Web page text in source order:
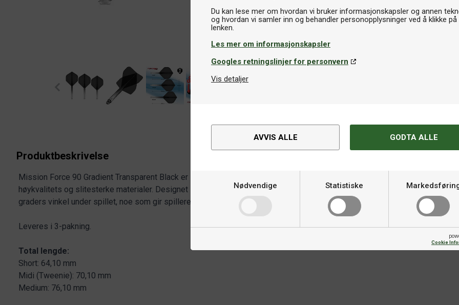
Du kan lese mer om hvordan vi bruker informasjonskapsler og annen
og hvordan vi samler inn og behandler personopplysninger ved å klikke på
Les mer om informasjonskapsler
Googles retningslinjer for personvern
Vis detaljer
AVVIS ALLE GODTA ALLE
Nødvendige Statistiske
Cookie
Produktbeskrivelse
Mission Force 90 Gradient Transparent Black er integrerte bakstykker/flights laget av
høykvalitets og slitesterke materialer. Designet sikrer at flightsene beholder en perfekt 90-
graders vinkel under spillet, noe som gir spilleren en konsekvent flybane ved hvert kast.
Leveres i 3-pakning.
Total lengde:
Short: 64,10 mm
Midi (Tweenie): 70,10 mm
Medium: 76,10 mm
Varemerke